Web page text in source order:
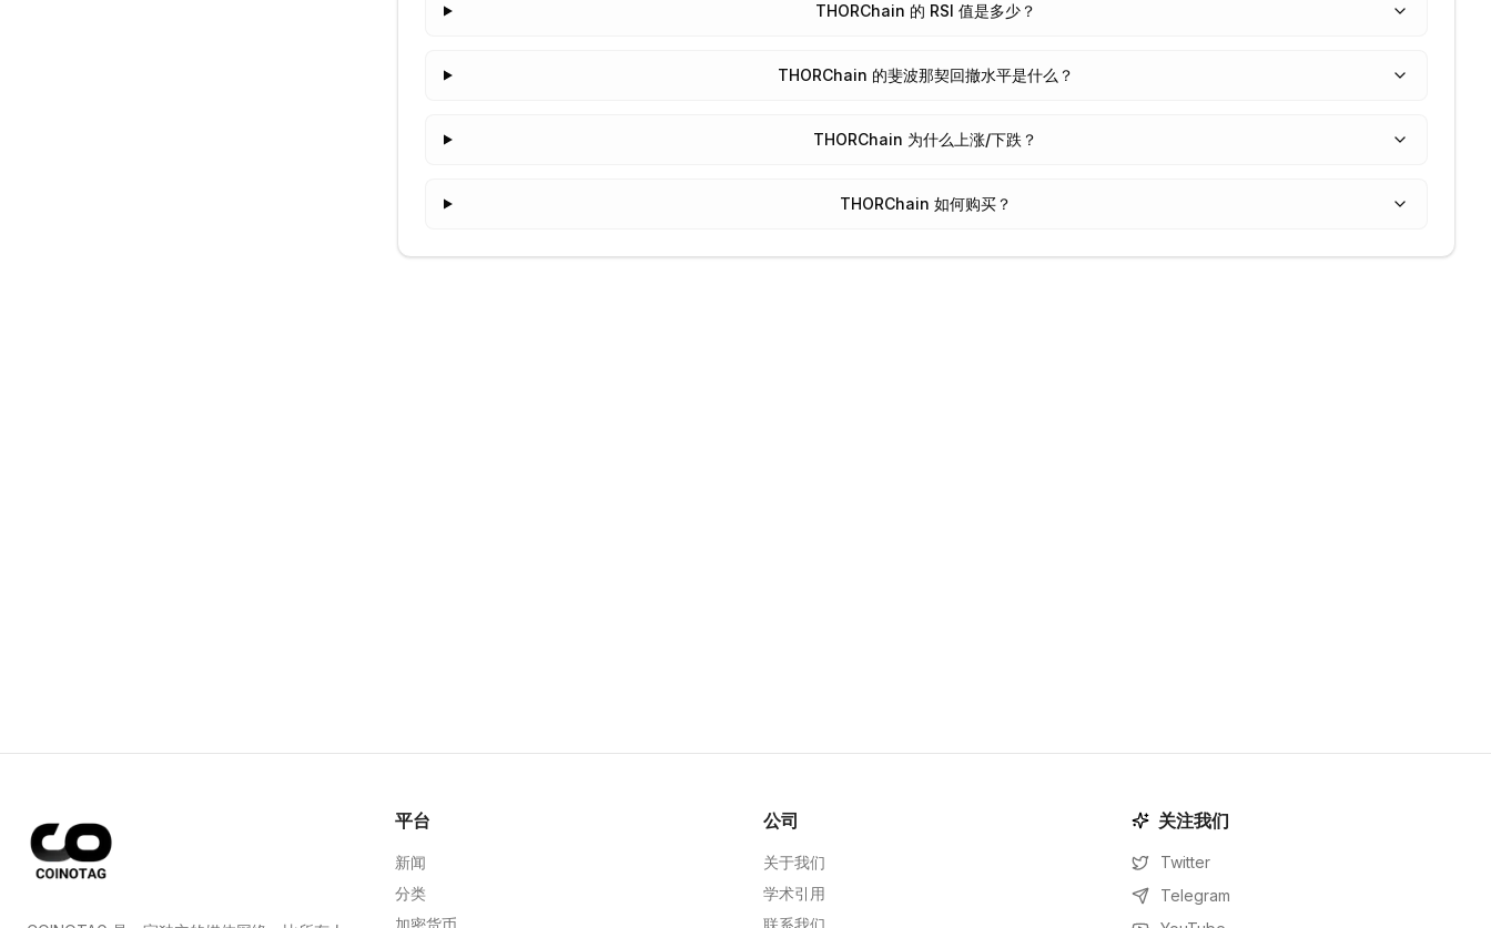
THORChain 的 RSI 值是多少？
THORChain 的斐波那契回撤水平是什么？
THORChain 为什么上涨/下跌？
THORChain 如何购买？
平台
新闻
分类
加密货币
公司
关于我们
学术引用
联系我们
关注我们
Twitter
Telegram